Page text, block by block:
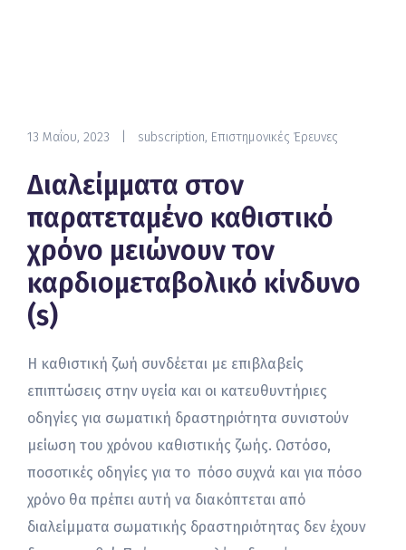
13 Μαΐου, 2023 subscription, Επιστημονικές Έρευνες
Διαλείμματα στον
παρατεταμένο καθιστικό
χρόνο μειώνουν τον
καρδιομεταβολικό κίνδυνο
(s)
Η καθιστική ζωή συνδέεται με επιβλαβείς
επιπτώσεις στην υγεία και οι κατευθυντήριες
οδηγίες για σωματική δραστηριότητα συνιστούν
μείωση του χρόνου καθιστικής ζωής. Ωστόσο,
ποσοτικές οδηγίες για το πόσο συχνά και για πόσο
χρόνο θα πρέπει αυτή να διακόπτεται από
διαλείμματα σωματικής δραστηριότητας δεν έχουν